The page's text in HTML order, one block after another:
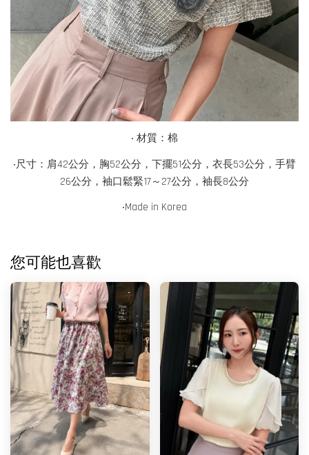
‧ 材質：棉
‧尺寸：肩42公分，胸52公分，下擺51公分，衣長53公分，手臂
26公分，袖口鬆緊17～27公分，袖長8公分
‧Made in Korea
您可能也喜歡